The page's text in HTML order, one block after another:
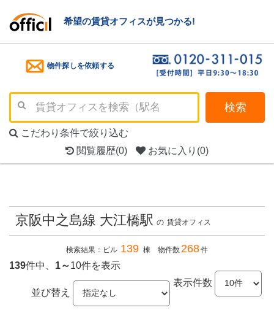
希望の賃貸オフィスが見つかる!
物件探しを依頼する
検索
こだわり条件で絞り込む
閲覧履歴(0) お気に入り (0)
京阪中之島線 大江橋駅 の 賃貸オフィス
検索結果：ビル 139 棟 物件数268件
139件中、 1～10件を表示
表示件数
並び替え